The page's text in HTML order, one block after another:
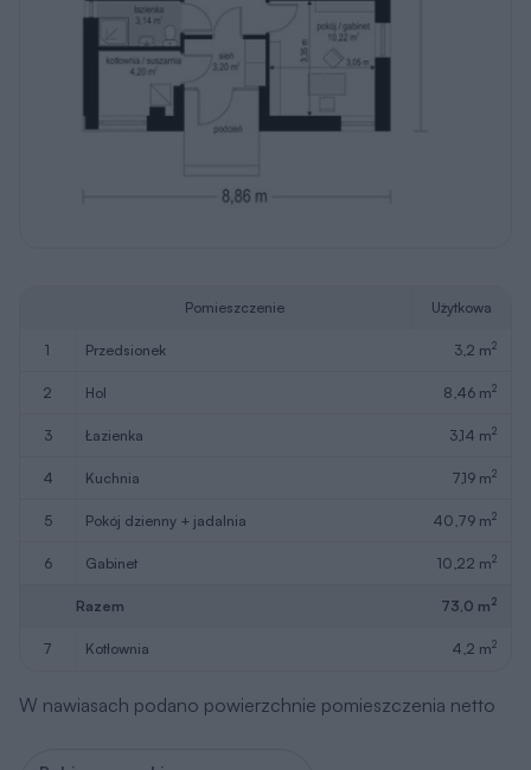
Pomieszczenie Użytkowa
1 przedsionek 3,2 m2
2 hol 8,46 m2
3 łazienka 3,14 m2
4 kuchnia 7,19 m2
5 pokój dzienny + jadalnia 40,79 m2
6 gabinet 10,22 m2
Razem 73,0 m2
7 kotłownia 4,2 m2
W nawiasach podano powierzchnie pomieszczenia netto